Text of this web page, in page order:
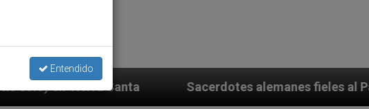
Sacerdotes alemanes fieles al Papa contestan a su
Entendido